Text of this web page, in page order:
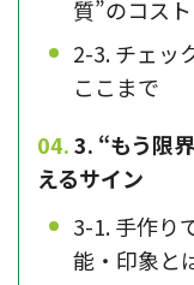
質”のコスト
2-3. チェッ
ここまで
3. “もう限
えるサイン
3-1. 手作り
能・印象と